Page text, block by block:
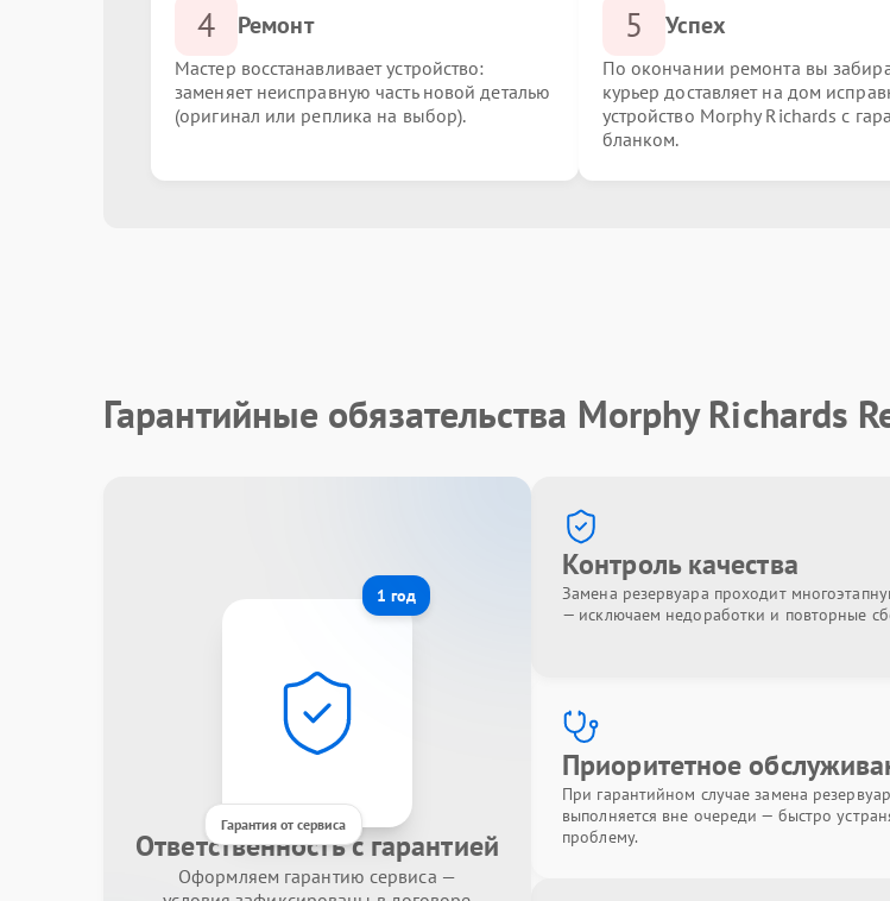
4 Ремонт
Мастер восстанавливает устройство:
заменяет неисправную часть новой деталью
(оригинал или реплика на выбор).
5 Успех
По окончании ремонта вы
курьер доставляет на дом
устройство Morphy Richards с
бланком.
Гарантийные обязательства Morphy Richards
1 год
Гарантия от сервиса
Ответственность с гарантией
Оформляем гарантию сервиса —
Контроль качества
Замена резервуара проходит
— исключаем недоработки и повторные
Приоритетное
При гарантийном случае замена
выполняется вне очереди — быстро
проблему.